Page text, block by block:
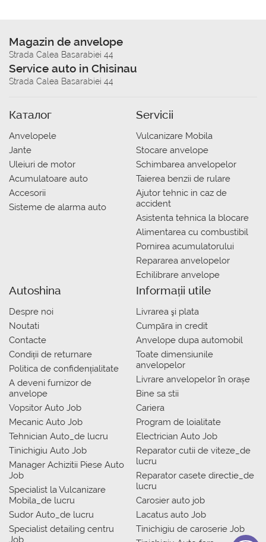
Magazin de anvelope
Strada Calea Basarabiei 44
Service auto in Chisinau
Strada Calea Basarabiei 44
Каталог
Anvelopele
Jante
Uleiuri de motor
Acumulatoare auto
Accesorii
Sisteme de alarma auto
Servicii
Vulcanizare Mobila
Stocare anvelope
Schimbarea anvelopelor
Taierea benzii de rulare
Ajutor tehnic in caz de
accident
Asistenta tehnica la blocare
Alimentarea cu combustibil
Pornirea acumulatorului
Repararea anvelopelor
Echilibrare anvelope
Autoshina
Despre noi
Noutati
Contacte
Condiții de returnare
Politica de confidențialitate
A deveni furnizor de
anvelope
Vopsitor Auto Job
Mecanic Auto Job
Tehnician Auto_de lucru
Tinichigiu Auto Job
Manager Achizitii Piese Auto
Job
Specialist la Vulcanizare
Mobila_de lucru
Sudor Auto_de lucru
Specialist detailing centru
Job
Informații utile
Livrarea şi plata
Сumpăra in credit
Anvelope dupa automobil
Toate dimensiunile
anvelopelor
Livrare anvelopelor în orașe
Bine sa stii
Cariera
Program de loialitate
Electrician Auto Job
Reparator cutii de viteze_de
lucru
Reparator casete directie_de
lucru
Carosier auto job
Lacatus auto Job
Tinichigiu de caroserie Job